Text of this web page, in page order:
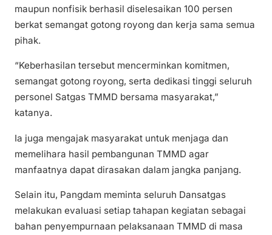
maupun nonfisik berhasil diselesaikan 100 persen
berkat semangat gotong royong dan kerja sama semua
pihak.
“Keberhasilan tersebut mencerminkan komitmen,
semangat gotong royong, serta dedikasi tinggi seluruh
personel Satgas TMMD bersama masyarakat,”
katanya.
Ia juga mengajak masyarakat untuk menjaga dan
memelihara hasil pembangunan TMMD agar
manfaatnya dapat dirasakan dalam jangka panjang.
Selain itu, Pangdam meminta seluruh Dansatgas
melakukan evaluasi setiap tahapan kegiatan sebagai
bahan penyempurnaan pelaksanaan TMMD di masa